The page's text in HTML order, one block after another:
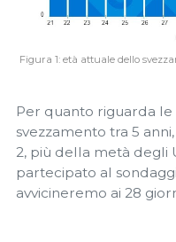
Figura 1: età attuale dello
Per quanto riguarda
svezzamento tra 5
2, più della metà degli
partecipato al
avvicineremo ai 28